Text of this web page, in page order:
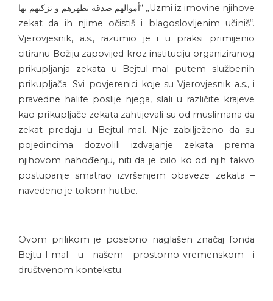
أموالهم صدقة تطهرهم و تزكيهم بها“ „Uzmi iz imovine njihove
zekat da ih njime očistiš i blagoslovljenim učiniš“.
Vjerovjesnik, a.s., razumio je i u praksi primijenio
citiranu Božiju zapovijed kroz instituciju organiziranog
prikupljanja zekata u Bejtul-mal putem službenih
prikupljača. Svi povjerenici koje su Vjerovjesnik a.s., i
pravedne halife poslije njega, slali u različite krajeve
kao prikupljače zekata zahtijevali su od muslimana da
zekat predaju u Bejtul-mal. Nije zabilježeno da su
pojedincima dozvolili izdvajanje zekata prema
njihovom nahođenju, niti da je bilo ko od njih takvo
postupanje smatrao izvršenjem obaveze zekata –
navedeno je tokom hutbe.
Ovom prilikom je posebno naglašen značaj fonda
Bejtu-l-mal u našem prostorno-vremenskom i
društvenom kontekstu.